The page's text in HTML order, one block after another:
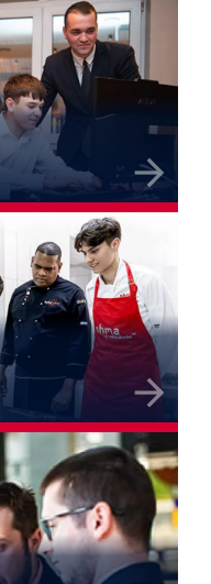
arrow_forward
arrow_forward